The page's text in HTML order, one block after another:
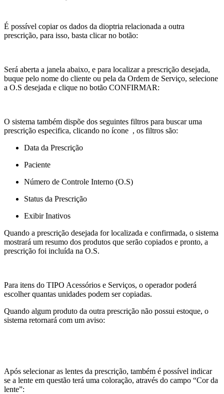
É possível copiar os dados da dioptria relacionada a outra
prescrição, para isso, basta clicar no botão:
Será aberta a janela abaixo, e para localizar a prescrição desejada,
buque pelo nome do cliente ou pela da Ordem de Serviço, selecione
a O.S desejada e clique no botão CONFIRMAR:
O sistema também dispõe dos seguintes filtros para buscar uma
prescrição especifica, clicando no ícone , os filtros são:
Data da Prescrição
Paciente
Número de Controle Interno (O.S)
Status da Prescrição
Exibir Inativos
Quando a prescrição desejada for localizada e confirmada, o sistema
mostrará um resumo dos produtos que serão copiados e pronto, a
prescrição foi incluída na O.S.
Para itens do TIPO Acessórios e Serviços, o operador poderá
escolher quantas unidades podem ser copiadas.
Quando algum produto da outra prescrição não possui estoque, o
sistema retornará com um aviso:
Após selecionar as lentes da prescrição, também é possível indicar
se a lente em questão terá uma coloração, através do campo “Cor da
lente”: